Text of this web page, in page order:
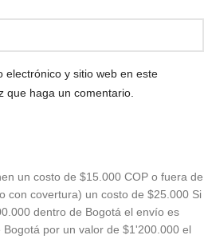
electrónico y sitio web en este
que haga un comentario.
un costo de $15.000 COP o fuera de
con covertura) un costo de $25.000 Si
dentro de Bogotá el envío es
por un valor de $1'200.000 el